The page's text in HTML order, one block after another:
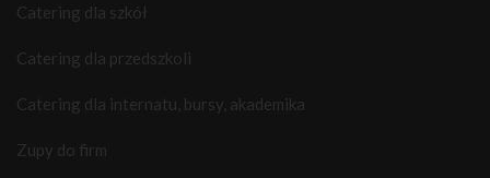
Catering dla szkół
Catering dla przedszkoli
Catering dla internatu, bursy, akademika
Zupy do firm